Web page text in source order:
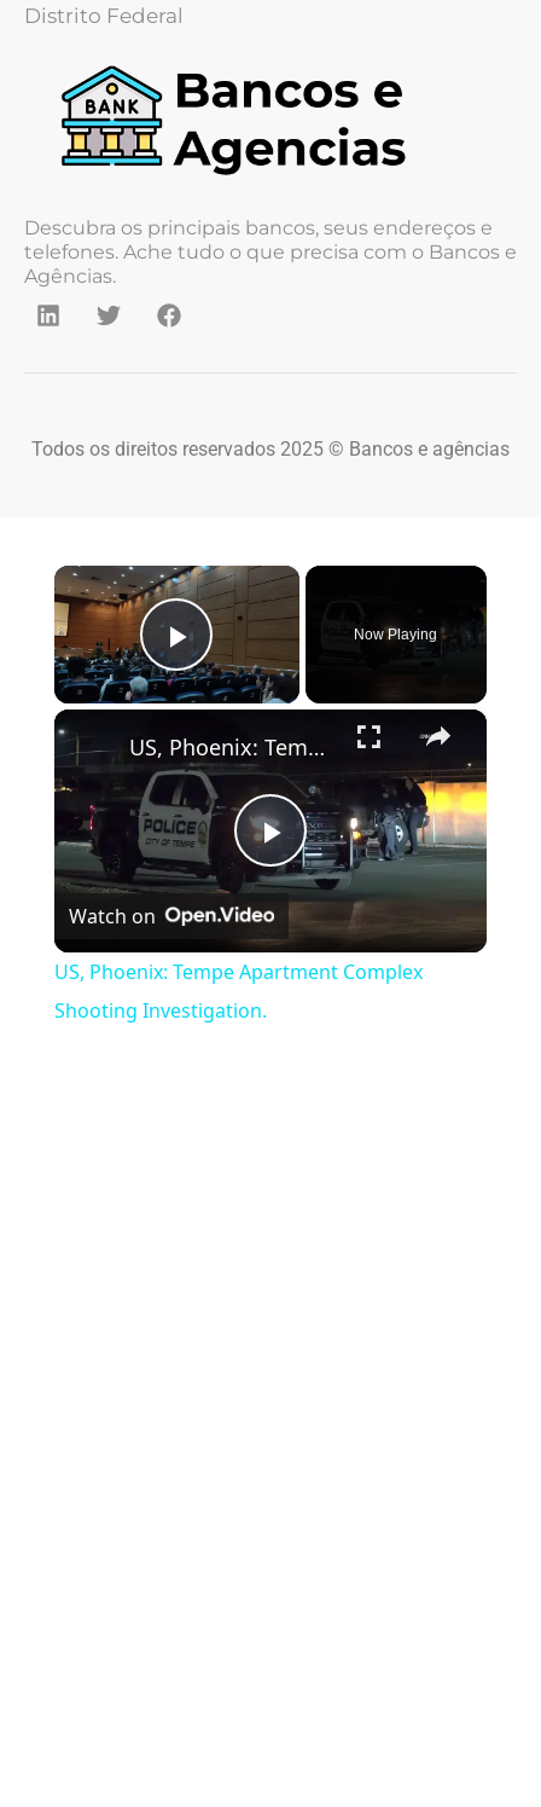
Distrito Federal
Descubra os principais bancos, seus endereços e
telefones. Ache tudo o que precisa com o Bancos e
Agências.
Todos os direitos reservados 2025 © Bancos e agências
×
Play Video
Now Playing
×
Play Video
US, Phoenix: Tempe Apartment Complex Shooting Investigation.
Watch on
US, Phoenix: Tempe Apartment Complex
Shooting Investigation.